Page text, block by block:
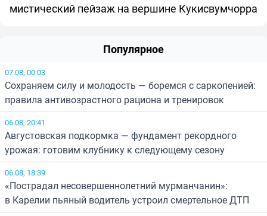
мистический пейзаж на вершине Кукисвумчорра
Популярное
07.08, 00:03
Сохраняем силу и молодость — боремся с саркопенией:
правила антивозрастного рациона и тренировок
06.08, 20:41
Августовская подкормка — фундамент рекордного
урожая: готовим клубнику к следующему сезону
06.08, 18:39
«Пострадал несовершеннолетний мурманчанин»:
в Карелии пьяный водитель устроил смертельное ДТП